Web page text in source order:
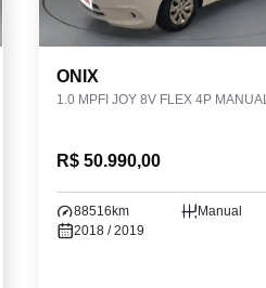
ONIX
1.0 MPFI JOY 8V FLEX 4P
R$ 50.990,00
88516km
Manual
2018 / 2019